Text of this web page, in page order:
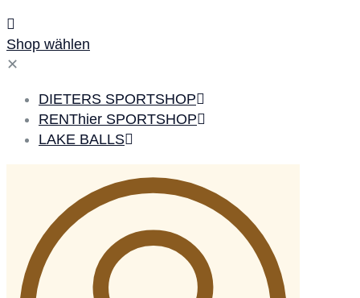
Shop wählen
✕
DIETERS SPORTSHOP
RENThier SPORTSHOP
LAKE BALLS